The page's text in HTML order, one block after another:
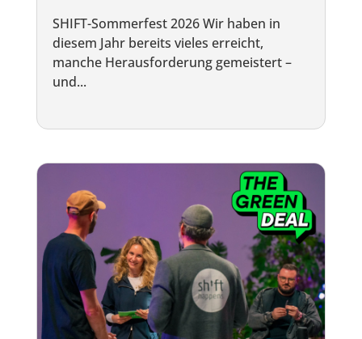
SHIFT-Sommerfest 2026 Wir haben in
diesem Jahr bereits vieles erreicht,
manche Herausforderung gemeistert –
und...